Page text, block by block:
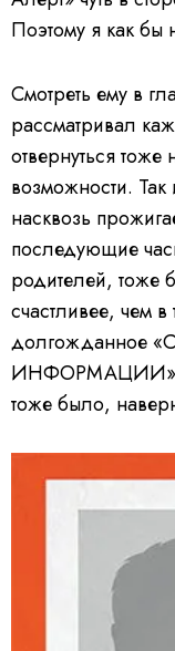
Поэтому я как бы
Смотреть ему в
рассматривал
отвернуться
возможности. Так
насквозь
последующие
родителей, тоже
счастливее, чем
долгожданное
ИНФОРМАЦИИ»,
тоже было,